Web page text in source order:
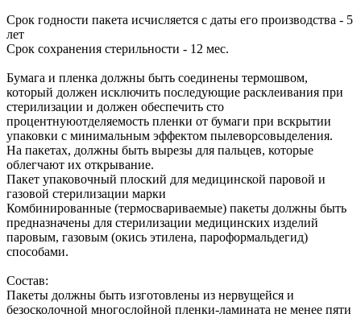
Срок годности пакета исчисляется с даты его производства - 5
лет
Срок сохранения стерильности - 12 мес.
Бумага и пленка должны быть соединены термошвом,
который должен исключить последующие расклеивания при
стерилизации и должен обеспечить сто
процентнуюотделяемость пленки от бумаги при вскрытии
упаковки с минимальным эффектом пылеворсовыделения.
На пакетах, должны быть вырезы для пальцев, которые
облегчают их открывание.
Пакет упаковочный плоский для медицинской паровой и
газовой стерилизации марки
Комбинированные (термосвариваемые) пакеты должны быть
предназначены для стерилизации медицинских изделий
паровым, газовым (окись этилена, пароформальдегид)
способами.
Состав:
Пакеты должны быть изготовлены из нервущейся и
безосколочной многослойной пленки-ламината не менее пяти